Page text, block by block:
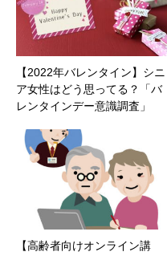
【2022年バレンタイン】シニ
ア女性はどう思ってる？「バ
レンタインデー意識調査」
【高齢者向けオンライン講